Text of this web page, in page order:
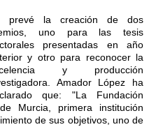
prevé la creación de dos
uno para las tesis
presentadas en año
y otro para reconocer la
y producción
Amador López ha
que: "La Fundación
Murcia, primera institución
de sus objetivos, uno de